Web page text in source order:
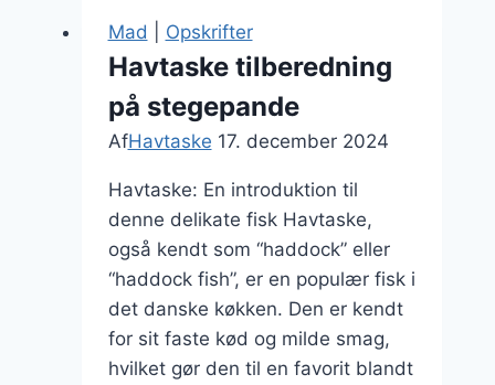
basilikumssalat
Mad Opskrifter
Havtaske tilberedning
på stegepande
AfHavtaske 17. december 2024
Havtaske: En introduktion til
denne delikate fisk Havtaske,
også kendt som “haddock” eller
“haddock fish”, er en populær fisk i
det danske køkken. Den er kendt
for sit faste kød og milde smag,
hvilket gør den til en favorit blandt